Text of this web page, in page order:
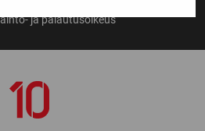
ja palautusoikeus